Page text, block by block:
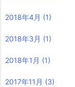
2018年4月 (1)
2018年3月 (1)
2018年1月 (1)
2017年11月 (3)